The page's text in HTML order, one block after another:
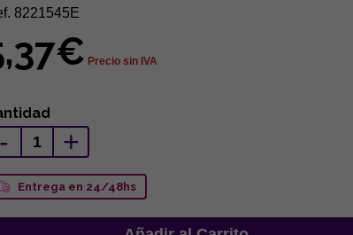
8221545E
Precio sin IVA
- +
Entrega en 24/48hs